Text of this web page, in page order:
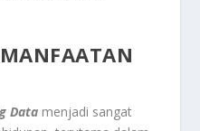
Data menjadi sangat